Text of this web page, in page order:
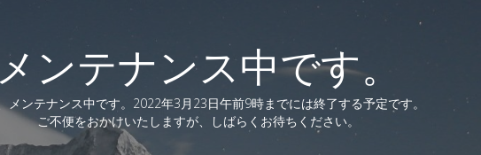
ンテナンス中です。
メンテナンス中です。2022年3月23日午前9時までには終了する予定です。
ご不便をおかけいたしますが、しばらくお待ちください。